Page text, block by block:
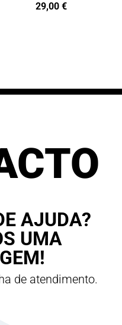
29,00€
AJUDA?
UMA
de atendimento.